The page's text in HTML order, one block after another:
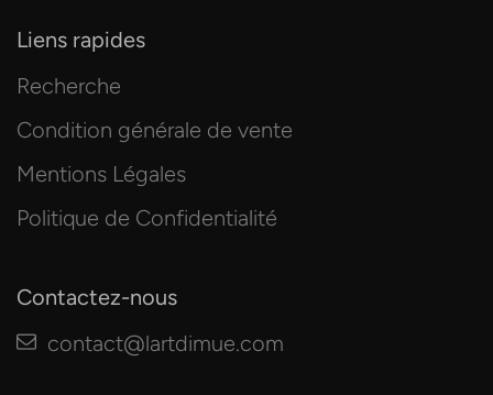
Liens rapides
Recherche
Condition générale de vente
Mentions Légales
Politique de Confidentialité
Contactez-nous
contact@lartdimue.com